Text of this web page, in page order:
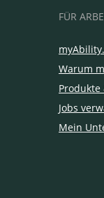
FÜR
Warum
Produkte
Jobs
Mein